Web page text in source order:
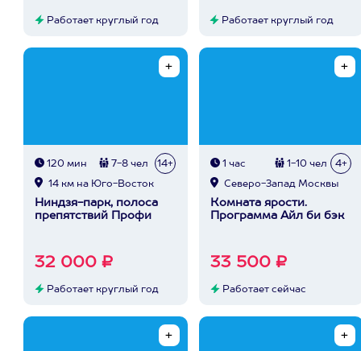
Работает круглый год Работает круглый год
120 мин 7-8 чел 14+
14 км на Юго-Восток
Ниндзя-парк, полоса
препятствий Профи
32 000 ₽
Работает круглый год
1 час 1-10 чел 4+
Северо-Запад Москвы
Комната ярости.
Программа Айл би бэк
33 500 ₽
Работает сейчас